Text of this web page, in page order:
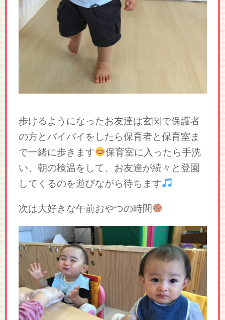
歩けるようになったお友達は玄関で保護者
の方とバイバイをしたら保育者と保育室ま
で一緒に歩きます
保育室に入ったら手洗
い、朝の検温をして、お友達が続々と登園
してくるのを遊びながら待ちます
次は大好きな午前おやつの時間